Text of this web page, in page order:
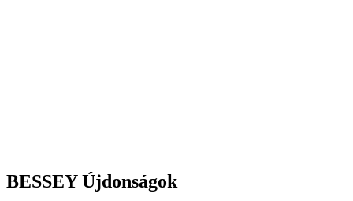
BESSEY Újdonságok